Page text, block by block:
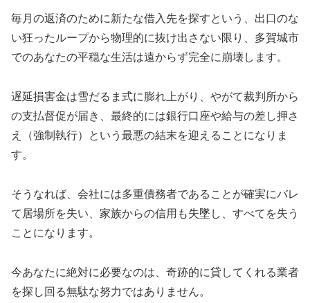
毎月の返済のために新たな借入先を探すという、出口のな
い狂ったループから物理的に抜け出さない限り、多賀城市
でのあなたの平穏な生活は遠からず完全に崩壊します。
遅延損害金は雪だるま式に膨れ上がり、やがて裁判所から
の支払督促が届き、最終的には銀行口座や給与の差し押さ
え（強制執行）という最悪の結末を迎えることになりま
す。
そうなれば、会社には多重債務者であることが確実にバレ
て居場所を失い、家族からの信用も失墜し、すべてを失う
ことになります。
今あなたに絶対に必要なのは、奇跡的に貸してくれる業者
を探し回る無駄な努力ではありません。